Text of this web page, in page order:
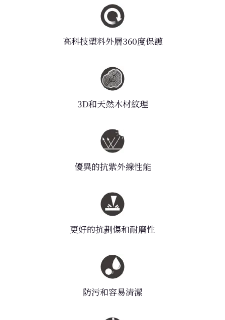
高科技塑料外層360度保護
3D和天然木材紋理
優異的抗紫外線性能
更好的抗劃傷和耐磨性
防污和容易清潔